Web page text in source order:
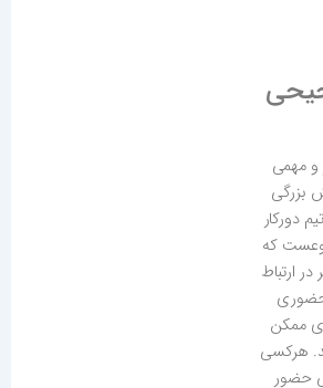
و مهمی
بزرگی
دورکار
که
ارتباط
ممکن
هرکسی
حضور